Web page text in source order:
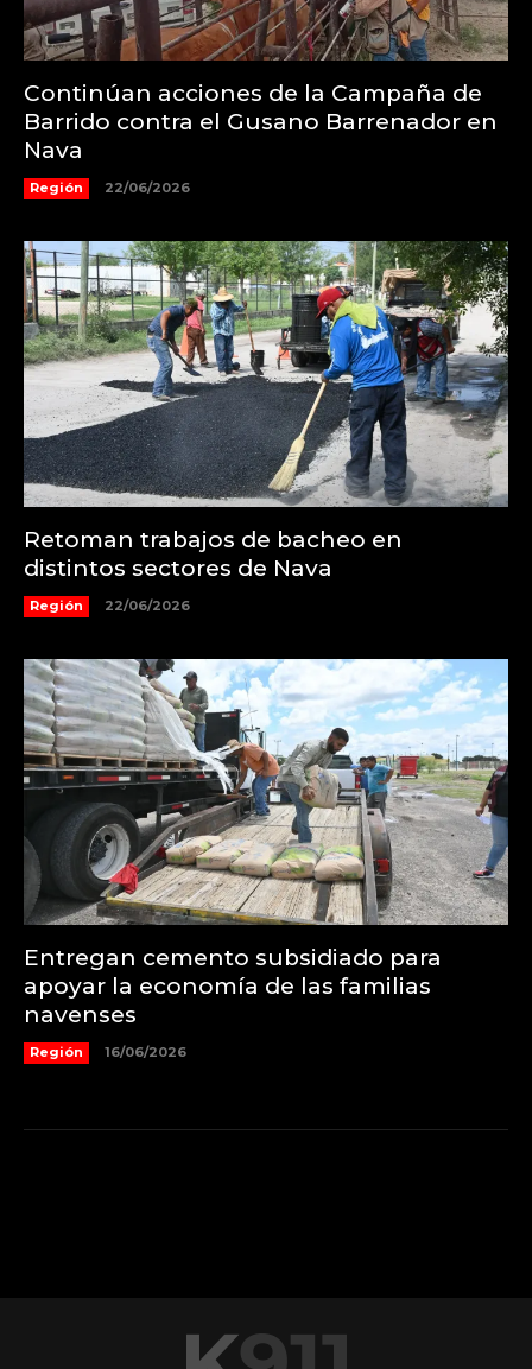
Continúan acciones de la Campaña de
Barrido contra el Gusano Barrenador en
Nava
Región 22/06/2026
Retoman trabajos de bacheo en
distintos sectores de Nava
Región 22/06/2026
Entregan cemento subsidiado para
apoyar la economía de las familias
navenses
Región 16/06/2026